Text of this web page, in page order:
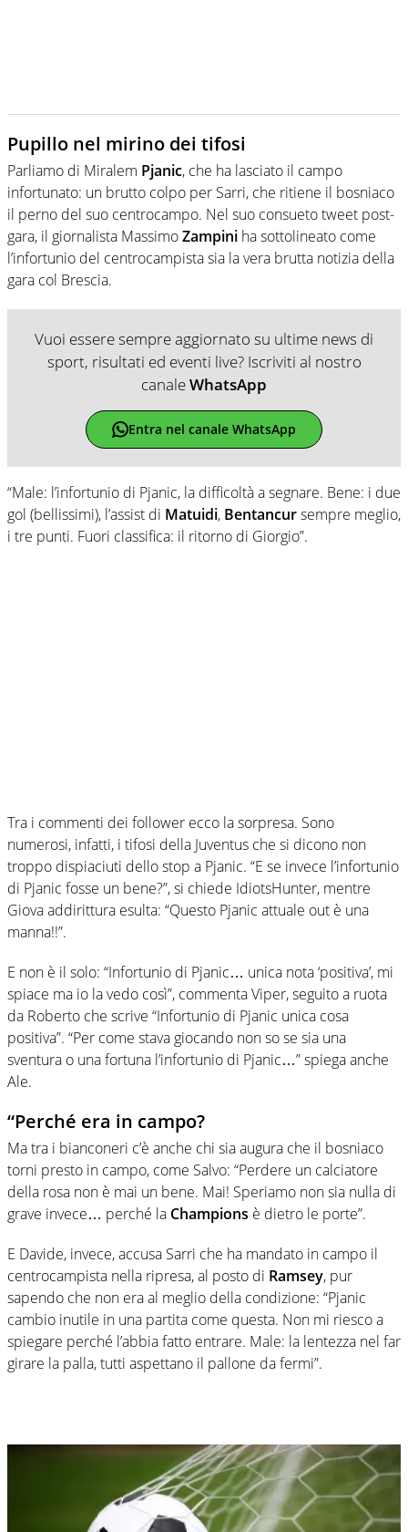
Pupillo nel mirino dei tifosi
Parliamo di Miralem Pjanic, che ha lasciato il campo
infortunato: un brutto colpo per Sarri, che ritiene il bosniaco
il perno del suo centrocampo. Nel suo consueto tweet post-
gara, il giornalista MassimoZampini ha sottolineato come
l’infortunio del centrocampista sia la vera brutta notizia della
gara col Brescia.
Vuoi essere sempre aggiornato su ultime news di
sport, risultati ed eventi live? Iscriviti al nostro
canaleWhatsApp
Entra nel canale WhatsApp
“Male: l’infortunio di Pjanic, la difficoltà a segnare. Bene: i due
gol (bellissimi), l’assist di Matuidi, Bentancursempre meglio,
i tre punti. Fuori classifica: il ritorno di Giorgio”.
Tra i commenti dei follower ecco la sorpresa. Sono
numerosi, infatti, i tifosi della Juventus che si dicono non
troppo dispiaciuti dello stop a Pjanic. “E se invece l’infortunio
di Pjanic fosse un bene?”, si chiede IdiotsHunter, mentre
Giova addirittura esulta: “Questo Pjanic attuale out è una
manna!!”.
E non è il solo: “Infortunio di Pjanic… unica nota ‘positiva’, mi
spiace ma io la vedo così”, commenta Viper, seguito a ruota
da Roberto che scrive “Infortunio di Pjanic unica cosa
positiva”. “Per come stava giocando non so se sia una
sventura o una fortuna l’infortunio di Pjanic…” spiega anche
Ale.
“Perché era in campo?
Ma tra i bianconeri c’è anche chi sia augura che il bosniaco
torni presto in campo, come Salvo: “Perdere un calciatore
della rosa non è mai un bene. Mai! Speriamo non sia nulla di
grave invece… perché la Champions è dietro le porte”.
E Davide, invece, accusa Sarri che ha mandato in campo il
centrocampista nella ripresa, al posto di Ramsey, pur
sapendo che non era al meglio della condizione: “Pjanic
cambio inutile in una partita come questa. Non mi riesco a
spiegare perché l’abbia fatto entrare. Male: la lentezza nel far
girare la palla, tutti aspettano il pallone da fermi”.